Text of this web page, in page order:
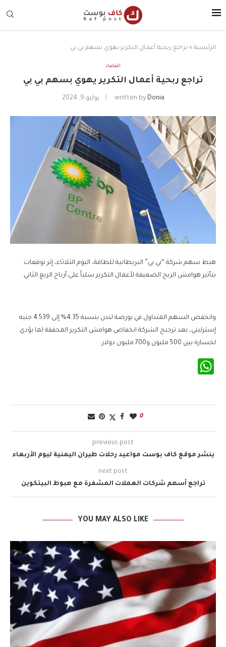
الرئيسية » تراجع ربحية أعمال التكرير يهوي بسهم بي بي
اقتصاد
تراجع ربحية أعمال التكرير يهوي بسهم بي بي
written by Donia يوليو 9, 2024
هبط سهم شركة “بي بي” البريطانية للطاقة، اليوم الثلاثاء، إثر توقعات
بتأثير هوامش الربح الضعيفة لأعمال التكرير سلباً على أرباح الربع الثاني.
وانخفض السهم المتداول في بورصة لندن بنسبة 4.35% إلى 4.539 جنيه
إسترليني، بعد ترجيح الشركة انخفاض هوامش التكرير المحققة لما يؤدي
لخسارة بين 500 مليون و700 مليون دولار.
0
previous post
ينشر موقع كاف بوست مواعيد رحلات طيران اليمنية ليوم الأربعاء
next post
تراجع أسهم شركات العملات المشفرة مع هبوط البيتكوين
YOU MAY ALSO LIKE